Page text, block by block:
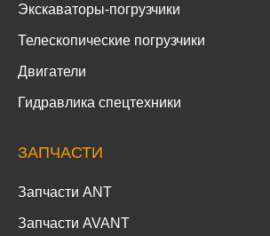
Экскаваторы-погрузчики
Телескопические погрузчики
Двигатели
Гидравлика спецтехники
ЗАПЧАСТИ
Запчасти ANT
Запчасти AVANT